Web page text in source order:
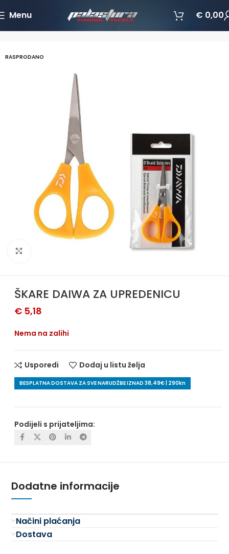
Menu € 0,00
RASPRODANO
ŠKARE DAIWA ZA UPREDENICU
€ 5,18
Nema na zalihi
Usporedi Dodaj u listu želja
BESPLATNA DOSTAVA ZA SVE NARUDŽBE IZNAD 38,49€ | 290kn
Podijeli s prijateljima:
Dodatne informacije
Načini plaćanja
Dostava